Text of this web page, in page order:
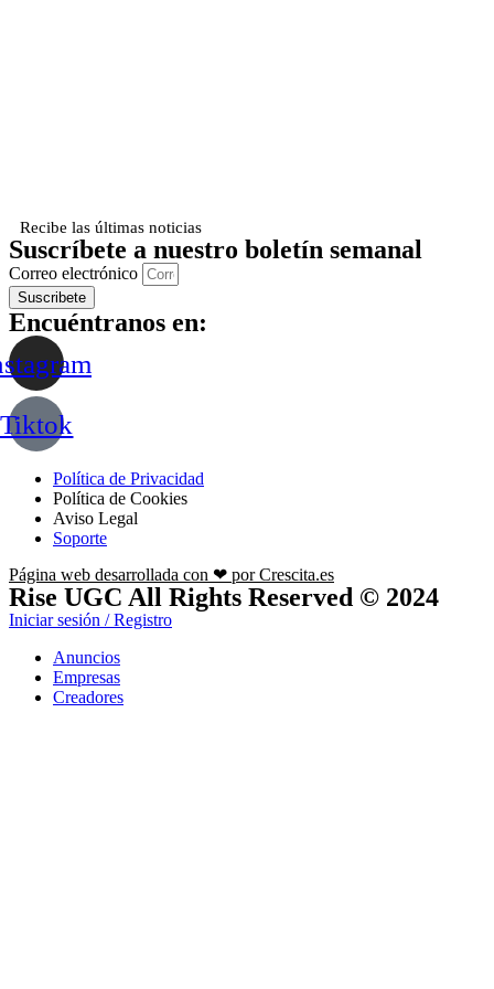
Recibe las últimas noticias
Suscríbete a nuestro boletín semanal
Correo electrónico
Suscribete
Encuéntranos en:
Tiktok
Política de Privacidad
Política de Cookies
Aviso Legal
Soporte
Página web desarrollada con ❤ por Crescita.es
Rise UGC All Rights Reserved © 2024
Iniciar sesión / Registro
Anuncios
Empresas
Creadores